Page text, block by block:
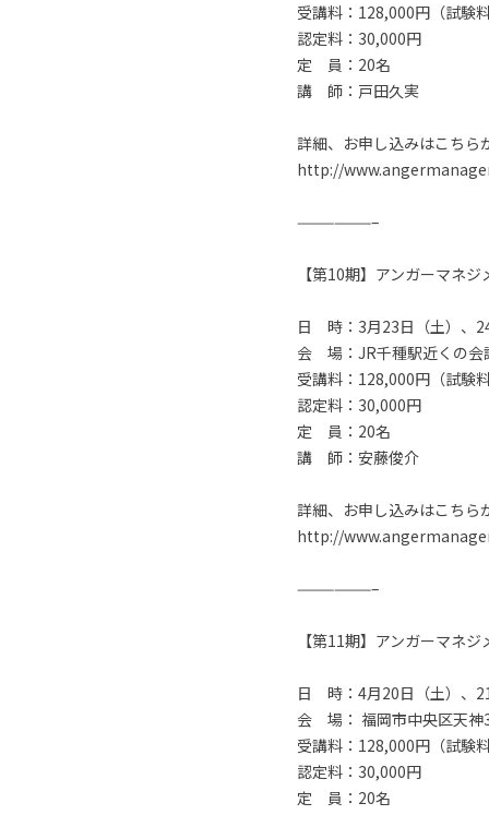
受講料：128,000円（試験
認定料：30,000円
定 員：20名
講 師：戸田久実
詳細、お申し込みはこちら
http://
——————–
【第10期】アンガーマネ
日 時：3月23日（土）、
会 場：JR千種駅近くの会
受講料：128,000円（試験
認定料：30,000円
定 員：20名
講 師：安藤俊介
詳細、お申し込みはこちら
http://
——————–
【第11期】アンガーマネ
日 時：4月20日（土）、
会 場： 福岡市中央区天神
受講料：128,000円（試験
認定料：30,000円
定 員：20名